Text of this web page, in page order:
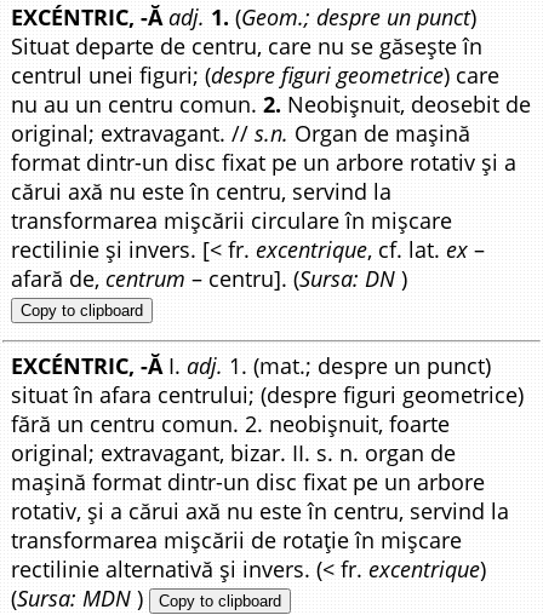
EXCÉNTRIC, -Ă adj. 1. (Geom.; despre un punct)
Situat departe de centru, care nu se găsește în
centrul unei figuri; (despre figuri geometrice) care
nu au un centru comun.2. Neobișnuit, deosebit de
original; extravagant. //s.n. Organ de mașină
format dintr-un disc fixat pe un arbore rotativ și a
cărui axă nu este în centru, servind la
transformarea mișcării circulare în mișcare
rectilinie și invers. [< fr.excentrique, cf. lat.ex –
afară de,centrum – centru]. (Sursa: DN )
Copy to clipboard
EXCÉNTRIC, -ĂI.adj. 1. (mat.; despre un punct)
situat în afara centrului; (despre figuri geometrice)
fără un centru comun. 2. neobișnuit, foarte
original; extravagant, bizar. II. s. n. organ de
mașină format dintr-un disc fixat pe un arbore
rotativ, și a cărui axă nu este în centru, servind la
transformarea mișcării de rotație în mișcare
rectilinie alternativă și invers. (< fr.excentrique)
(Sursa: MDN ) Copy to clipboard